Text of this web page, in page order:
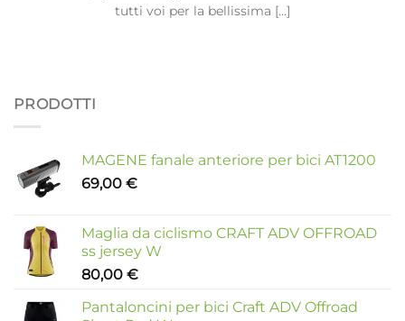
tutti voi per la bellissima [...]
PRODOTTI
MAGENE fanale anteriore per bici AT1200
69,00 €
Maglia da ciclismo CRAFT ADV OFFROAD
ss jersey W
80,00 €
Pantaloncini per bici Craft ADV Offroad